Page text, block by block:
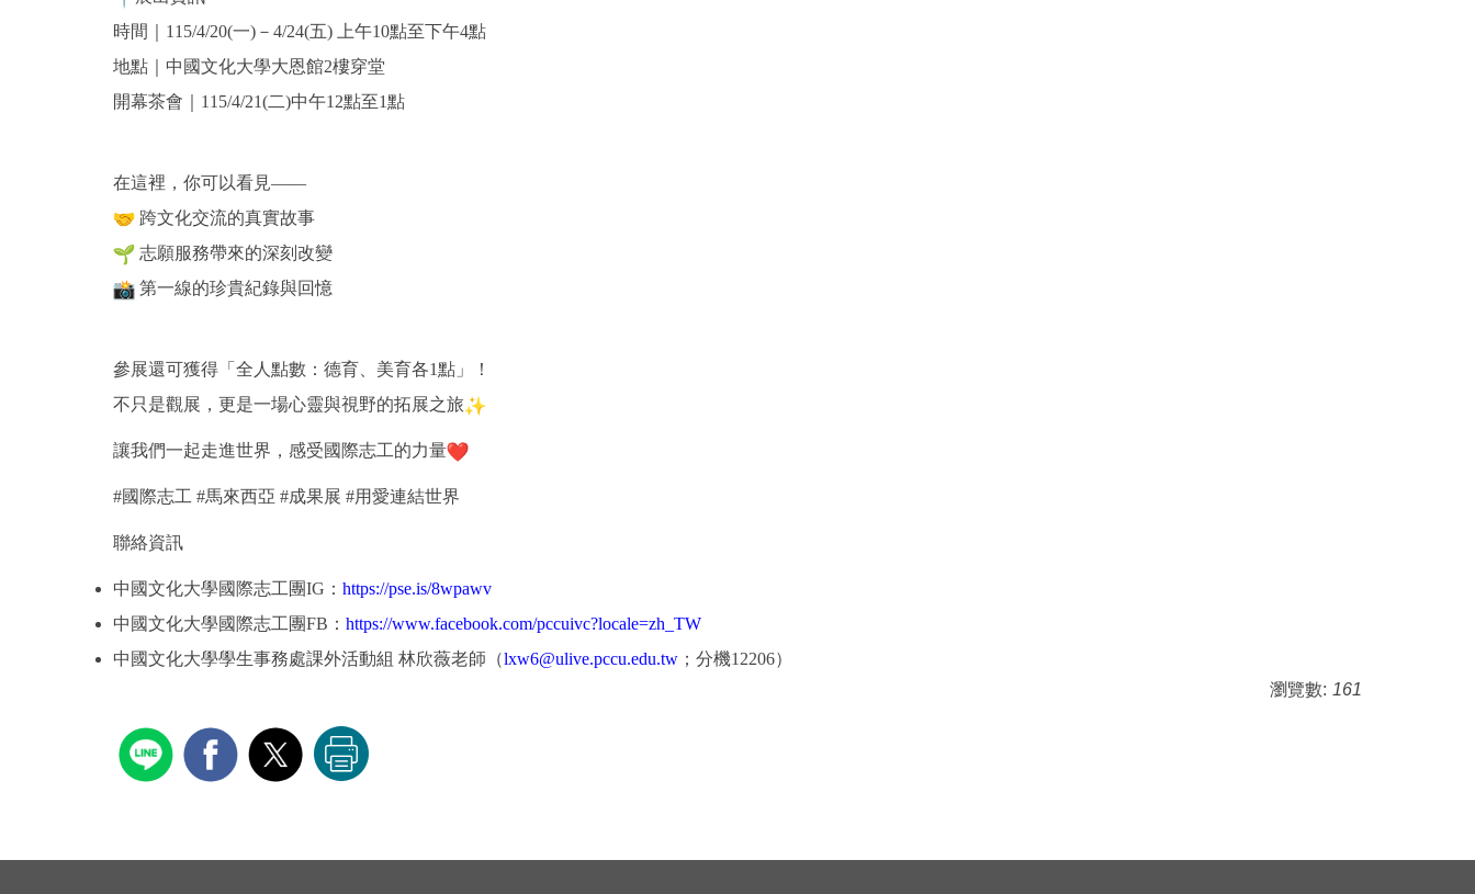
時間｜115/4/20(一)－4/24(五) 上午10點至下午4點
地點｜中國文化大學大恩館2樓穿堂
開幕茶會｜115/4/21(二)中午12點至1點
在這裡，你可以看見——
跨文化交流的真實故事
志願服務帶來的深刻改變
第一線的珍貴紀錄與回憶
參展還可獲得「全人點數：德育、美育各1點」！
不只是觀展，更是一場心靈與視野的拓展之旅
讓我們一起走進世界，感受國際志工的力量
#國際志工 #馬來西亞 #成果展 #用愛連結世界
聯絡資訊
中國文化大學國際志工團IG： https://pse.is/8wpawv
中國文化大學國際志工團FB： https://www.facebook.com/pccuivc?locale=zh_TW
中國文化大學學生事務處課外活動組 林欣薇老師（lxw6@ulive.pccu.edu.tw ； 分機12206）
瀏覽數: 161